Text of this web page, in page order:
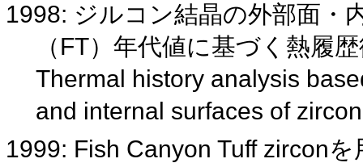
1998: ジルコン結晶の外部面・
（FT）年代値に基づく熱履
Thermal history analysis
and internal surfaces of
1999: Fish Canyon Tuff zircon